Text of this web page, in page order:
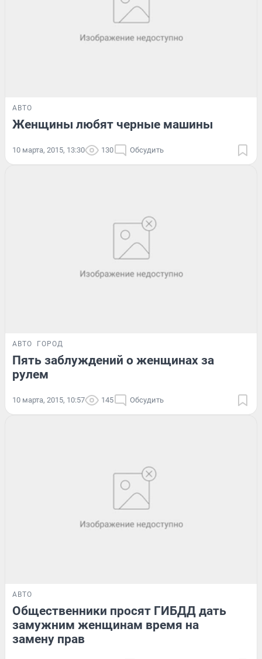
АВТО
Женщины любят черные машины
10 марта, 2015, 13:30 130 Обсудить
АВТО ГОРОД
Пять заблуждений о женщинах за
рулем
10 марта, 2015, 10:57 145 Обсудить
АВТО
Общественники просят ГИБДД дать
замужним женщинам время на
замену прав